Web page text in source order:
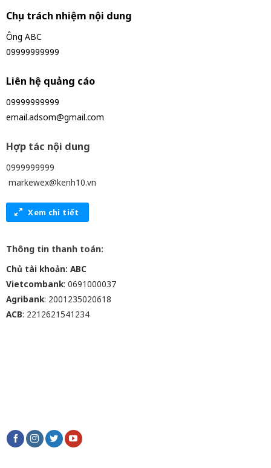
Chịu trách nhiệm nội dung
Ông ABC
09999999999
Liên hệ quảng cáo
09999999999
email.adsom@gmail.com
Hợp tác nội dung
0999999999
markewex@kenh10.vn
Xem chi tiết
Thông tin thanh toán:
Chủ tài khoản: ABC
Vietcombank: 0691000037
Agribank: 2001235020618
ACB: 2212621541234